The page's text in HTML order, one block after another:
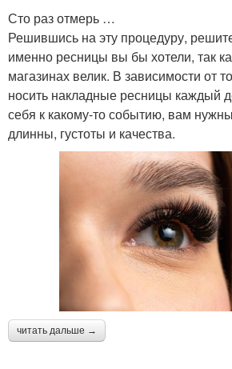
Сто раз отмерь …
Решившись на эту процедуру,
именно ресницы вы бы хотели, так
магазинах велик. В зависимости от
носить накладные ресницы каждый
себя к какому-то событию, вам
длинны, густоты и качества.
читать дальше →